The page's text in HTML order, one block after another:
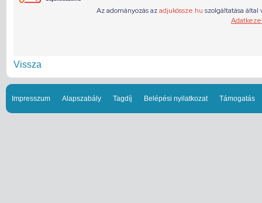
Vissza
Impresszum Alapszabály Tagdíj Belépési nyilatkozat Támogatás